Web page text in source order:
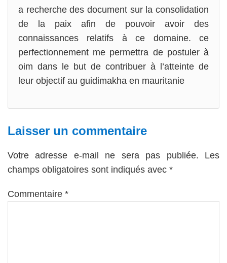
a recherche des document sur la consolidation
de la paix afin de pouvoir avoir des
connaissances relatifs à ce domaine. ce
perfectionnement me permettra de postuler à
oim dans le but de contribuer à l’atteinte de
leur objectif au guidimakha en mauritanie
Laisser un commentaire
Votre adresse e-mail ne sera pas publiée.
Les
champs obligatoires sont indiqués avec *
Commentaire *